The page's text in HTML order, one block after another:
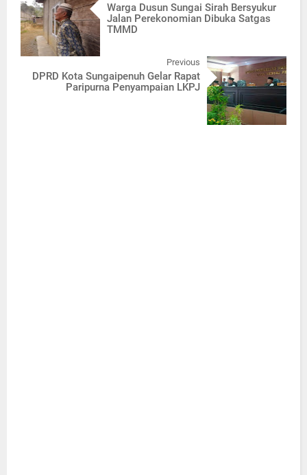
Warga Dusun Sungai Sirah Bersyukur
Jalan Perekonomian Dibuka Satgas
TMMD
Previous
DPRD Kota Sungaipenuh Gelar Rapat
Paripurna Penyampaian LKPJ